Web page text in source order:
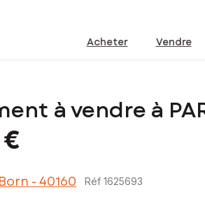
Acheter Vendre
à vendre à
- 40160 Réf 1625693